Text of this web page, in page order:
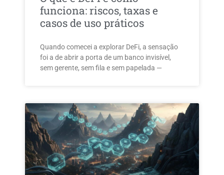
funciona: riscos, taxas e
casos de uso práticos
Quando comecei a explorar DeFi, a sensação
foi a de abrir a porta de um banco invisível,
sem gerente, sem fila e sem papelada —